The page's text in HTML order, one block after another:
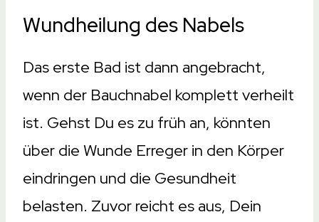
Wundheilung des Nabels
Das erste Bad ist dann angebracht,
wenn der Bauchnabel komplett verheilt
ist. Gehst Du es zu früh an, könnten
über die Wunde Erreger in den Körper
eindringen und die Gesundheit
belasten. Zuvor reicht es aus, Dein